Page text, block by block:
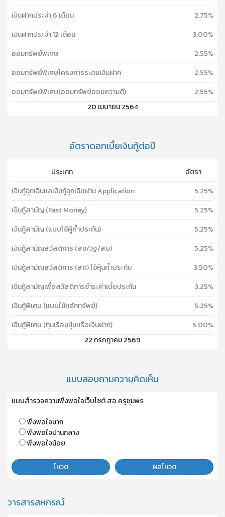
เงินฝากประจำ 6 เดือน
2.75%
เงินฝากประจำ 12 เดือน
3.00%
ออมทรัพย์พิเศษ
2.55%
ออมทรัพย์พิเศษโครงการระดมเงินฝาก
2.55%
ออมทรัพย์พิเศษ(ออมทรัพย์ออมความดี)
2.55%
20 เมษายน 2564
อัตราดอกเบี้ยเงินกู้ต่อปี
ประเภท
อัตรา
เงินกู้ฉุกเฉินแลเงินกู้ฉุกเฉินผ่าน Application
5.25%
เงินกู้สามัญ (Fast Money)
5.25%
เงินกู้สามัญ (แบบใช้ผู้ค้ำประกัน)
5.25%
เงินกู้สามัญสวัสดิการ (สช/วฐ/สบ)
5.25%
เงินกู้สามัญสวัสดิการ (สค) ใช้หุ้นค้ำประกัน
3.50%
เงินกู้สามัญเพื่อสวัสดิการชำระค่าเบี้ยประกัน
3.25%
เงินกู้พิเศษ (แบบใช้หลักทรัพย์)
5.25%
เงินกู้พิเศษ (ทุนเรือนหุ้นหรือเงินฝาก)
5.00%
22 กรกฎาคม 2569
แบบสอบถามความคิดเห็น
แบบสำรวจความพึงพอใจเว็บไซต์ สอ.ครูชุมพร
พึงพอใจมาก
พึงพอใจปานกลาง
พึงพอใจน้อย
โหวต ผลโหวต
วารสารสหกรณ์